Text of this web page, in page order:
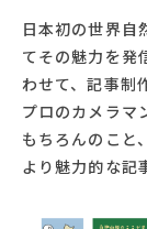
日本初の世界自
てその魅力を発
わせて、記事制
プロのカメラマ
もちろんのこと
より魅力的な記